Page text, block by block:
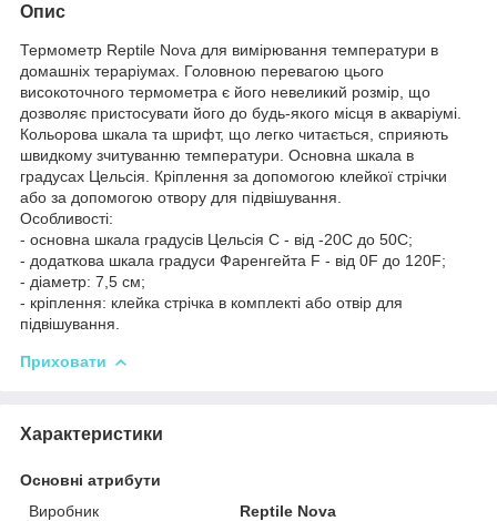
Опис
Термометр Reptile Nova для вимірювання температури в
домашніх тераріумах. Головною перевагою цього
високоточного термометра є його невеликий розмір, що
дозволяє пристосувати його до будь-якого місця в акваріумі.
Кольорова шкала та шрифт, що легко читається, сприяють
швидкому зчитуванню температури. Основна шкала в
градусах Цельсія. Кріплення за допомогою клейкої стрічки
або за допомогою отвору для підвішування.
Особливості:
- основна шкала градусів Цельсія С - від -20С до 50С;
- додаткова шкала градуси Фаренгейта F - від 0F до 120F;
- діаметр: 7,5 см;
- кріплення: клейка стрічка в комплекті або отвір для
підвішування.
Приховати
Характеристики
Основні атрибути
Виробник
Reptile Nova